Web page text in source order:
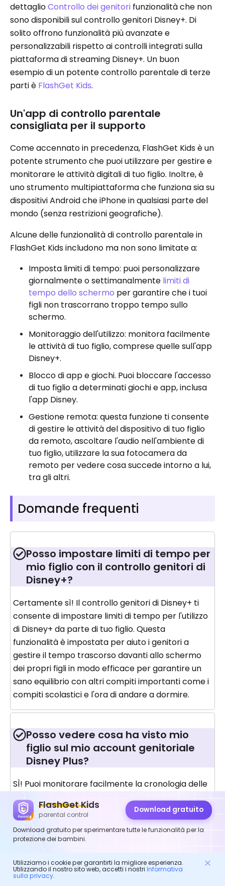
dettaglioControllo dei genitori funzionalità che non
sono disponibili sul controllo genitori Disney+. Di
solito offrono funzionalità più avanzate e
personalizzabili rispetto ai controlli integrati sulla
piattaforma di streaming Disney+. Un buon
esempio di un potente controllo parentale di terze
parti è FlashGet Kids.
Un'app di controllo parentale
consigliata per il supporto
Come accennato in precedenza, FlashGet Kids è un
potente strumento che puoi utilizzare per gestire e
monitorare le attività digitali di tuo figlio. Inoltre, è
uno strumento multipiattaforma che funziona sia su
dispositivi Android che iPhone in qualsiasi parte del
mondo (senza restrizioni geografiche).
Alcune delle funzionalità di controllo parentale in
FlashGet Kids includono ma non sono limitate a:
Imposta limiti di tempo: puoi personalizzare
giornalmente o settimanalmente limiti di
tempo dello schermo per garantire che i tuoi
figli non trascorrano troppo tempo sullo
schermo.
Monitoraggio dell'utilizzo: monitora facilmente
le attività di tuo figlio, comprese quelle sull'app
Disney+.
Blocco di app e giochi. Puoi bloccare l'accesso
di tuo figlio a determinati giochi e app, inclusa
l'app Disney.
Gestione remota: questa funzione ti consente
di gestire le attività del dispositivo di tuo figlio
da remoto, ascoltare l'audio nell'ambiente di
tuo figlio, utilizzare la sua fotocamera da
remoto per vedere cosa succede intorno a lui,
tra gli altri.
Domande frequenti
Posso impostare limiti di tempo per
mio figlio con il controllo genitori di
Disney+?
Certamente sì! Il controllo genitori di Disney+ ti
consente di impostare limiti di tempo per l'utilizzo
di Disney+ da parte di tuo figlio. Questa
funzionalità è impostata per aiuto i genitori a
gestire il tempo trascorso davanti allo schermo
dei propri figli in modo efficace per garantire un
sano equilibrio con altri compiti importanti come i
compiti scolastici e l'ora di andare a dormire.
Posso vedere cosa ha visto mio
figlio sul mio account genitoriale
Disney Plus?
SÌ! Puoi monitorare facilmente la cronologia delle
di controllo parentale Disney+. Questa funzionalità
aiuto i genitori a monitorare ciò che i loro figli
hanno guardato in passato, fornendo così un'idea
impostare la visualizzazione adatta all'età.
FlashGet Kids
parental control
Download gratuito
Download gratuito per sperimentare tutte le funzionalità per la
protezione dei bambini.
Utilizziamo i cookie per garantirti la migliore esperienza.
Utilizzando il nostro sito web, accetti i nostri Informativa
sulla privacy.